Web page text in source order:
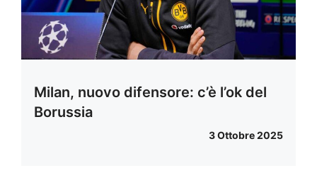
Milan, nuovo difensore: c’è l’ok del
Borussia
3 Ottobre 2025